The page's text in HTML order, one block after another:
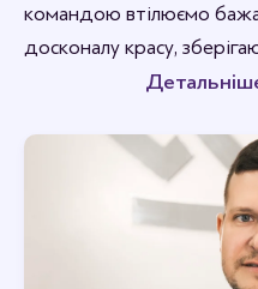
командою втілюємо
досконалу красу,